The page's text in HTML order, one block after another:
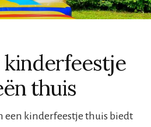
kinderfeestje
thuis
een kinderfeestje thuis biedt